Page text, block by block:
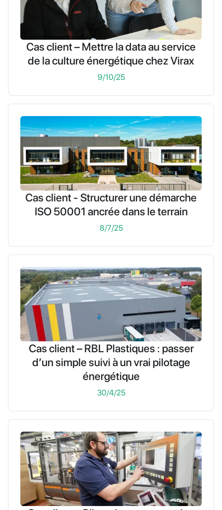
Cas client – Mettre la data au service
de la culture énergétique chez Virax
9/10/25
Cas client - Structurer une démarche
ISO 50001 ancrée dans le terrain
8/7/25
Cas client – RBL Plastiques : passer
d’un simple suivi à un vrai pilotage
énergétique
30/4/25